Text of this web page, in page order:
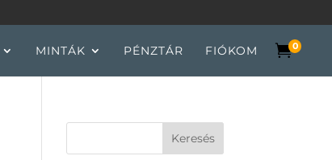
MINTÁK PÉNZTÁR FIÓKOM 0
Keresés